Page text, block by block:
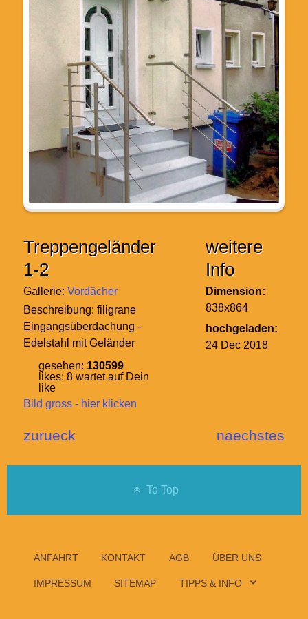
Treppengeländer
1-2
Gallerie: Vordächer
Beschreibung: filigrane
Eingangsüberdachung -
Edelstahl mit Geländer
gesehen: 130599
likes: 8 wartet auf Dein
like
Bild gross - hier klicken
weitere
Info
Dimension:
838x864
hochgeladen:
24 Dec 2018
zurueck naechstes
To Top
ANFAHRT KONTAKT AGB ÜBER UNS
IMPRESSUM SITEMAP TIPPS & INFO